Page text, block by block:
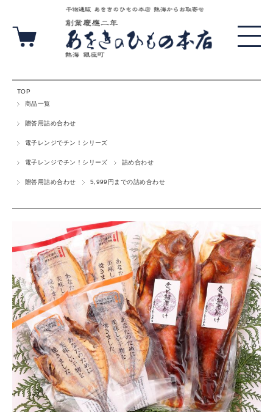
TOP
商品一覧
贈答用詰め合わせ
電子レンジでチン！シリーズ
電子レンジでチン！シリーズ 詰め合わせ
贈答用詰め合わせ 5,999円までの詰め合わせ